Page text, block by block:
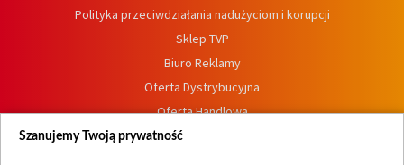
Polityka przeciwdziałania nadużyciom i korupcji
Sklep TVP
Biuro Reklamy
Oferta Dystrybucyjna
Oferta Handlowa
Dostępność
Szanujemy Twoją prywatność